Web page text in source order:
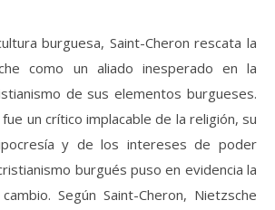
como un aliado inesperado en la
de sus elementos burgueses.
un crítico implacable de la religión, su
y de los intereses de poder
burgués puso en evidencia la
Según Saint-Cheron, Nietzsche